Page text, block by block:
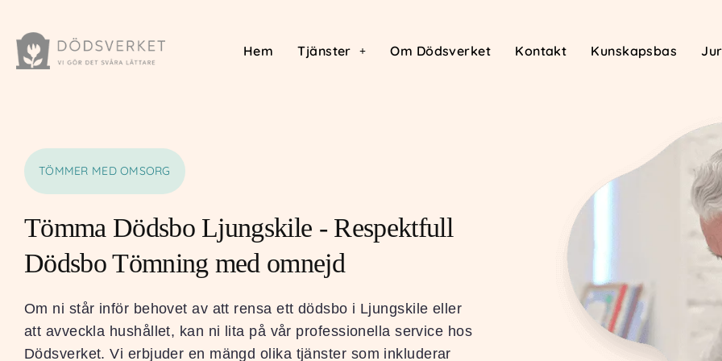
Hem Tjänster Om Dödsverket Kontakt Kunskapsbas
TÖMMER MED OMSORG
Tömma Dödsbo Ljungskile - Respektfull
Dödsbo Tömning med omnejd
Om ni står inför behovet av att rensa ett dödsbo i Ljungskile eller
att avveckla hushållet, kan ni lita på vår professionella service hos
Dödsverket. Vi erbjuder en mängd olika tjänster som inkluderar